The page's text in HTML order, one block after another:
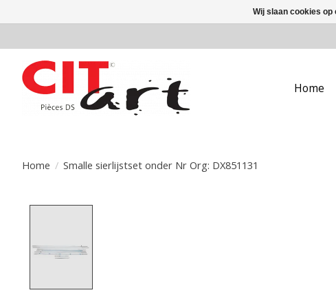
Home
Home / Smalle sierlijstset onder Nr Org: DX851131
Wij slaan cookies op